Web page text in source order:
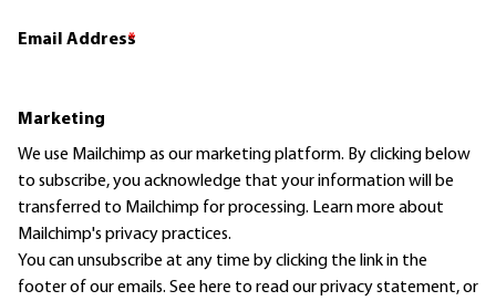
Email Address
*
Marketing
We use Mailchimp as our marketing platform. By clicking below
to subscribe, you acknowledge that your information will be
transferred to Mailchimp for processing. Learn moreabout
Mailchimp's privacy practices.
You can unsubscribe at any time by clicking the link in the
footer of our emails. See here to read ourprivacy statement, or